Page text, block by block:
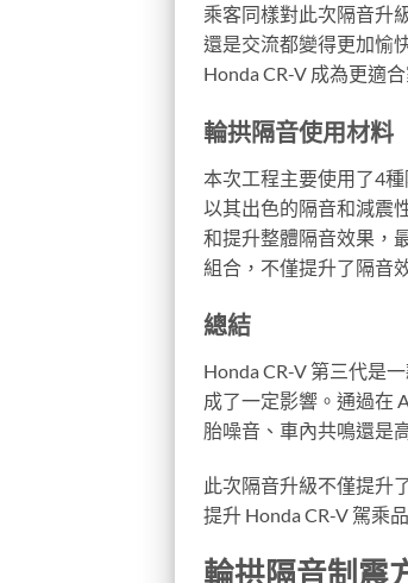
乘客同樣對此次隔音升
還是交流都變得更加愉
Honda CR-V 成為更適
輪拱隔音使用材料
本次工程主要使用了4
以其出色的隔音和減震
和提升整體隔音效果，
組合，不僅提升了隔音
總結
Honda CR-V 第三代是
成了一定影響。通過在
胎噪音、車內共鳴還是
此次隔音升級不僅提升
提升 Honda CR-V 駕乘
輪拱隔音制震